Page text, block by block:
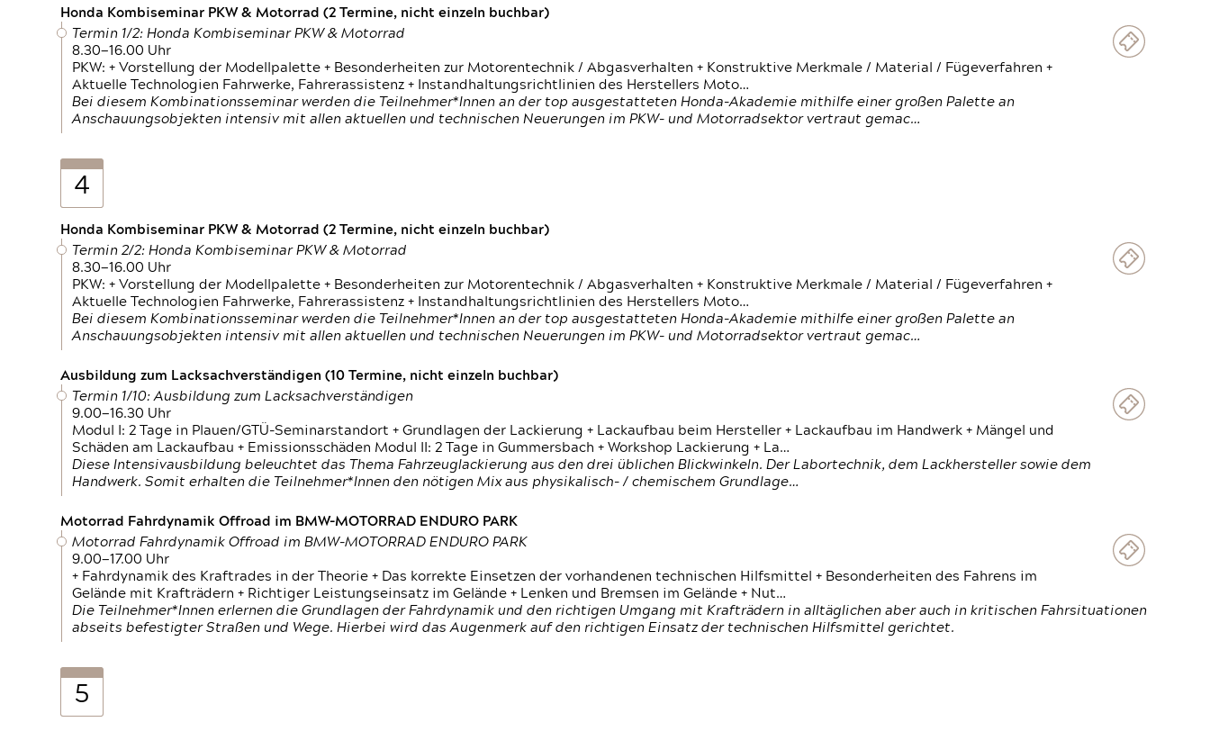
Honda Kombiseminar PKW & Motorrad (2 Termine, nicht einzeln buchbar)
Termin 1/2: Honda Kombiseminar PKW & Motorrad
8.30—16.00 Uhr
PKW: + Vorstellung der Modellpalette + Besonderheiten zur Motorentechnik / Abgasverhalten + Konstruktive Merkmale / Material / Fügeverfahren +
Aktuelle Technologien Fahrwerke, Fahrerassistenz + Instandhaltungsrichtlinien des Herstellers Moto…
Bei diesem Kombinationsseminar werden die Teilnehmer*Innen an der top ausgestatteten Honda-Akademie mithilfe einer großen Palette an
Anschauungsobjekten intensiv mit allen aktuellen und technischen Neuerungen im PKW- und Motorradsektor vertraut gemac…
4
Honda Kombiseminar PKW & Motorrad (2 Termine, nicht einzeln buchbar)
Termin 2/2: Honda Kombiseminar PKW & Motorrad
8.30—16.00 Uhr
PKW: + Vorstellung der Modellpalette + Besonderheiten zur Motorentechnik / Abgasverhalten + Konstruktive Merkmale / Material / Fügeverfahren +
Aktuelle Technologien Fahrwerke, Fahrerassistenz + Instandhaltungsrichtlinien des Herstellers Moto…
Bei diesem Kombinationsseminar werden die Teilnehmer*Innen an der top ausgestatteten Honda-Akademie mithilfe einer großen Palette an
Anschauungsobjekten intensiv mit allen aktuellen und technischen Neuerungen im PKW- und Motorradsektor vertraut gemac…
Ausbildung zum Lacksachverständigen (10 Termine, nicht einzeln buchbar)
Termin 1/10: Ausbildung zum Lacksachverständigen
9.00—16.30 Uhr
Modul I: 2 Tage in Plauen/GTÜ-Seminarstandort + Grundlagen der Lackierung + Lackaufbau beim Hersteller + Lackaufbau im Handwerk + Mängel und
Schäden am Lackaufbau + Emissionsschäden Modul II: 2 Tage in Gummersbach + Workshop Lackierung + La…
Diese Intensivausbildung beleuchtet das Thema Fahrzeuglackierung aus den drei üblichen Blickwinkeln. Der Labortechnik, dem Lackhersteller sowie dem
Handwerk. Somit erhalten die Teilnehmer*Innen den nötigen Mix aus physikalisch- / chemischem Grundlage…
Motorrad Fahrdynamik Offroad im BMW-MOTORRAD ENDURO PARK
Motorrad Fahrdynamik Offroad im BMW-MOTORRAD ENDURO PARK
9.00—17.00 Uhr
+ Fahrdynamik des Kraftrades in der Theorie + Das korrekte Einsetzen der vorhandenen technischen Hilfsmittel + Besonderheiten des Fahrens im
Gelände mit Krafträdern + Richtiger Leistungseinsatz im Gelände + Lenken und Bremsen im Gelände + Nut…
Die Teilnehmer*Innen erlernen die Grundlagen der Fahrdynamik und den richtigen Umgang mit Krafträdern in alltäglichen aber auch in kritischen Fahrsituationen
abseits befestigter Straßen und Wege. Hierbei wird das Augenmerk auf den richtigen Einsatz der technischen Hilfsmittel gerichtet.
5